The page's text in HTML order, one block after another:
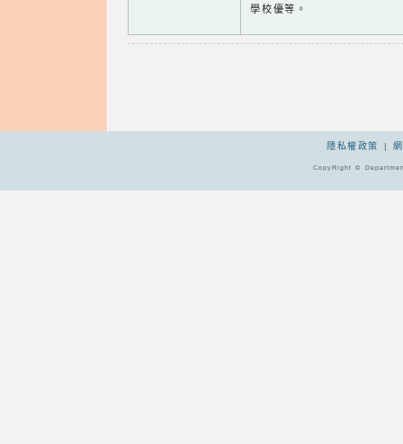
學校優等。
隱私權政策 |
CopyRight ©